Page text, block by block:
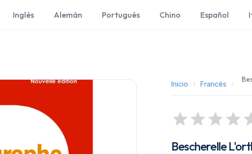
Inglés Alemán Portugués Chino Español
Inicio Francés
Bescherelle